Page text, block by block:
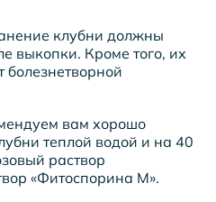
клубни должны
выкопки. Кроме того, их
болезнетворной
вам хорошо
теплой водой и на 40
раствор
«Фитоспорина М».